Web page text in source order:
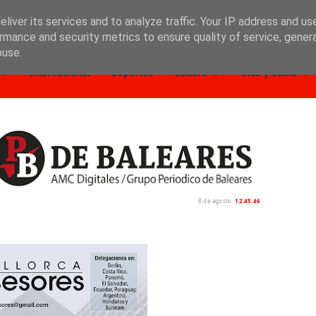
Internacional Deportes Cultura Vida y estilo
8 de agosto 12:45:48
its services and to analyze traffic. Your IP address and
and security metrics to ensure quality of service,